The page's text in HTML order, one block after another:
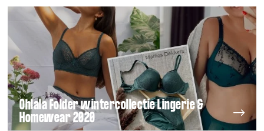
Ohlala Folder wintercollectie Lingerie &
Homewear 2020